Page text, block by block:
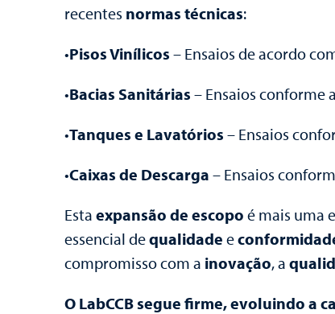
recentes normas técnicas:
•Pisos Vinílicos – Ensaios de acordo
•Bacias Sanitárias – Ensaios conforme
•Tanques e Lavatórios – Ensaios
•Caixas de Descarga – Ensaios
Esta expansão de escopo é mais uma
essencial dequalidade e
compromisso com a inovação, a
O LabCCB segue firme, evoluindo a